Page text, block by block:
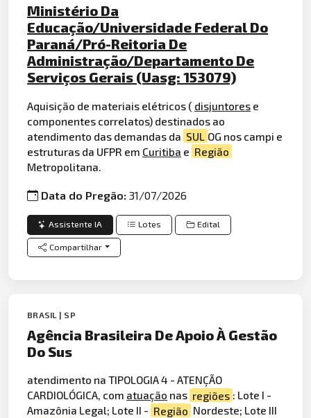
Ministério Da
Educação/Universidade Federal Do
Paraná/Pró-Reitoria De
Administração/Departamento De
Serviços Gerais (Uasg: 153079)
Aquisição de materiais elétricos ( disjuntores e
componentes correlatos) destinados ao
atendimento das demandas da SUL OG nos campi e
estruturas da UFPR em Curitiba e Região
Metropolitana.
Data do Pregão:31/07/2026
Assistente IA Lotes Edital
Compartilhar
BRASIL | SP
Agência Brasileira De Apoio À Gestão
Do Sus
atendimento na TIPOLOGIA 4 - ATENÇÃO
CARDIOLÓGICA, com atuação nas regiões : Lote I -
Amazônia Legal; Lote II - Região Nordeste; Lote III